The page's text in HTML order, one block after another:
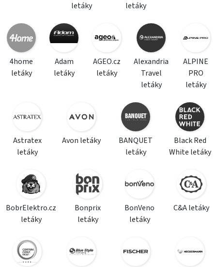
letáky
letáky
4home
letáky
Adam
letáky
AGEO.cz
letáky
Alexandria
Travel
letáky
ALPINE
PRO
letáky
Astratex
letáky
Avon letáky
BANQUET
letáky
Black Red
White letáky
BobrElektro.cz
letáky
Bonprix
letáky
BonVeno
letáky
C&A letáky